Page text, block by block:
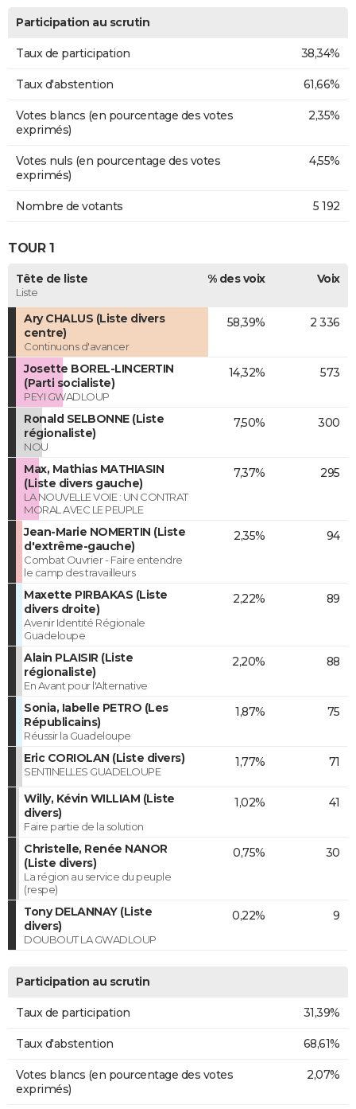
Participation au scrutin
Taux de participation 38,34%
Taux d'abstention 61,66%
Votes blancs (en pourcentage des votes
exprimés)
2,35%
Votes nuls (en pourcentage des votes
exprimés)
4,55%
Nombre de votants 5 192
TOUR 1
Tête de liste
Liste
% des voix Voix
Ary CHALUS (Liste divers
centre)
Continuons d'avancer
58,39% 2 336
Josette BOREL-LINCERTIN
(Parti socialiste)
PEYI GWADLOUP
14,32% 573
Ronald SELBONNE (Liste
régionaliste)
NOU
7,50% 300
Max, Mathias MATHIASIN
(Liste divers gauche)
LA NOUVELLE VOIE : UN CONTRAT
MORAL AVEC LE PEUPLE
7,37% 295
Jean-Marie NOMERTIN (Liste
d'extrême-gauche)
Combat Ouvrier - Faire entendre
le camp des travailleurs
2,35% 94
Maxette PIRBAKAS (Liste
divers droite)
Avenir Identité Régionale
Guadeloupe
2,22% 89
Alain PLAISIR (Liste
régionaliste)
En Avant pour l'Alternative
2,20% 88
Sonia, Iabelle PETRO (Les
Républicains)
Réussir la Guadeloupe
1,87% 75
Eric CORIOLAN (Liste divers)
SENTINELLES GUADELOUPE
1,77% 71
Willy, Kévin WILLIAM (Liste
divers)
Faire partie de la solution
1,02% 41
Christelle, Renée NANOR
(Liste divers)
La région au service du peuple
(respe)
0,75% 30
Tony DELANNAY (Liste
divers)
DOUBOUT LA GWADLOUP
0,22% 9
Participation au scrutin
Taux de participation 31,39%
Taux d'abstention 68,61%
Votes blancs (en pourcentage des votes
exprimés)
2,07%